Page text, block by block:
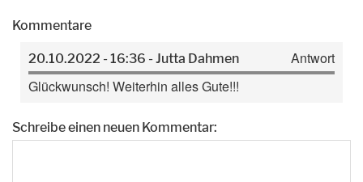
Kommentare
20.10.2022 - 16:36 - Jutta Dahmen
Antwort
Glückwunsch! Weiterhin alles Gute!!!
Schreibe einen neuen Kommentar: